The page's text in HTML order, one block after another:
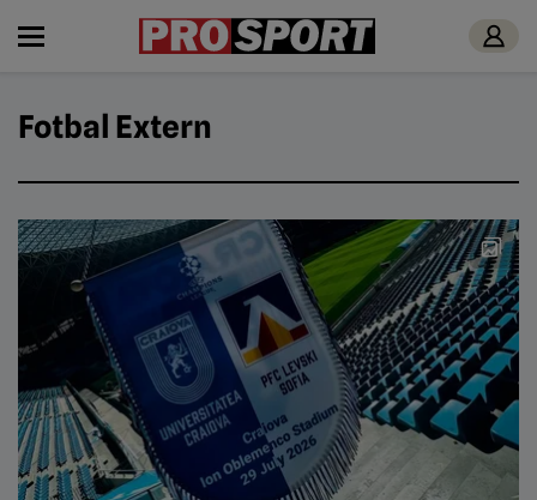
Fotbal Extern